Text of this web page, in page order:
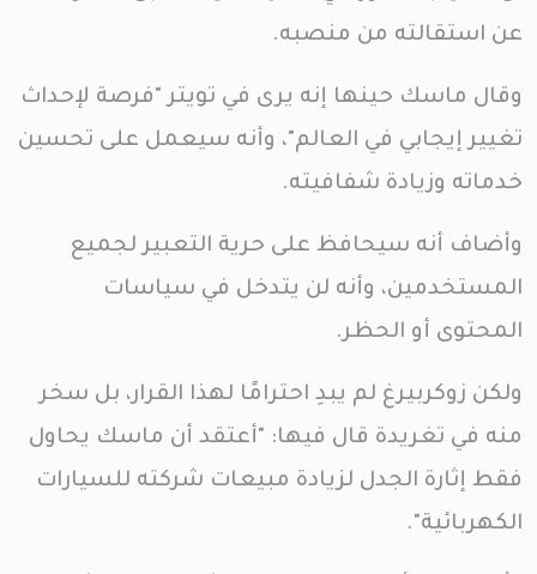
عن استقالته من منصبه.
وقال ماسك حينها إنه يرى في تويتر "فرصة لإحداث
تغيير إيجابي في العالم"، وأنه سيعمل على تحسين
خدماته وزيادة شفافيته.
وأضاف أنه سيحافظ على حرية التعبير لجميع
المستخدمين، وأنه لن يتدخل في سياسات
المحتوى أو الحظر.
ولكن زوكربيرغ لم يبدِ احترامًا لهذا القرار، بل سخر
منه في تغريدة قال فيها: "أعتقد أن ماسك يحاول
فقط إثارة الجدل لزيادة مبيعات شركته للسيارات
الكهربائية".